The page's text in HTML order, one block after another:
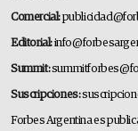
Comercial:
Editorial:
Summit:
Suscripciones:
Forbes Argentina es